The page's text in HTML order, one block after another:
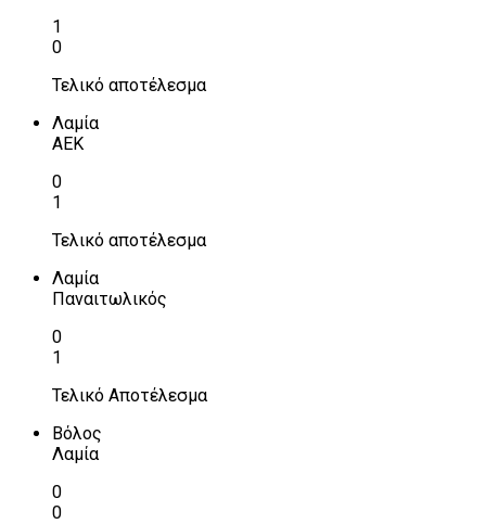
1
0
Τελικό αποτέλεσμα
Λαμία
ΑΕΚ
0
1
Τελικό αποτέλεσμα
Λαμία
Παναιτωλικός
0
1
Τελικό Αποτέλεσμα
Βόλος
Λαμία
0
0